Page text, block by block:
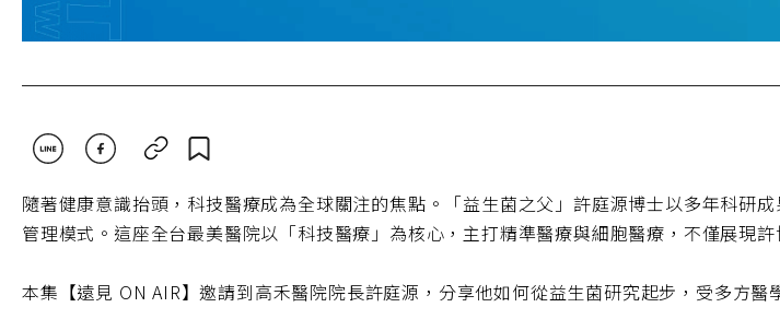
隨著健康意識抬頭，科技醫療成為全球關注的焦點。「益生菌之父」許庭源博士以多年科研
管理模式。這座全台最美醫院以「科技醫療」為核心，主打精準醫療與細胞醫療，不僅展現
本集【遠見 ON AIR】邀請到高禾醫院院長許庭源，分享他如何從益生菌研究起步，受多方醫